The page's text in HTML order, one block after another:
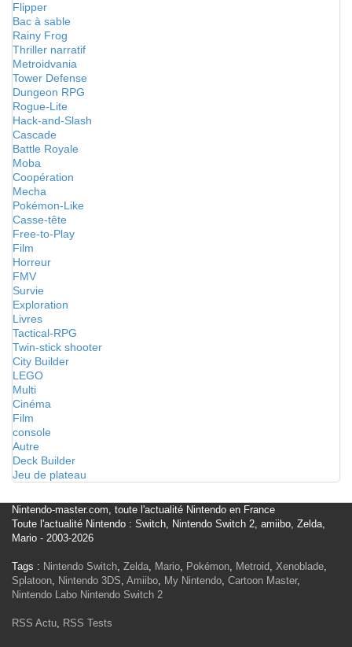
Flipper
Bac à sable
Rainy Frog
Thriller narratif
Metroidvania
Tower Defense
Dungeon RPG
Rogue-Lite
Hack-and-Slash
Cascade
Battle Royale
Moba
Coopération
Mecha
Pokémon-Like
Casse-tête
Free-to-Play
Film
Horreur
FMV
Survie
Exploration
Livres
Tactical-RPG
Twin-stick shooter
City Builder
LEGO
Multi
Cinéma
Film
console
Autre
Deck Builder
Jeu de plateau
Nintendo-master.com, toute l'actualité Nintendo en France
Toute l'actualité Nintendo : Switch, Nintendo Switch 2, amiibo, Zelda,
Mario - 2003-2026
Tags : Nintendo Switch, Zelda, Mario, Pokémon, Metroid, Xenoblade,
Splatoon, Nintendo 3DS, Amiibo, My Nintendo, Cartoon Master,
Nintendo Labo Nintendo Switch 2
RSS Actu, RSS Tests